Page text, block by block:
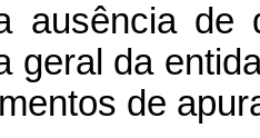
de
geral da
de